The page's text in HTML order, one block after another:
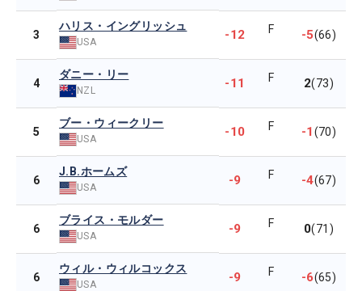
3
ハリス・イングリッシュ
USA -12 F -5(66)
4
ダニー・リー
NZL -11 F 2(73)
5
ブー・ウィークリー
USA -10 F -1(70)
6
J.B.ホームズ
USA -9 F -4(67)
6
ブライス・モルダー
USA -9 F 0(71)
6
ウィル・ウィルコックス
USA -9 F -6(65)